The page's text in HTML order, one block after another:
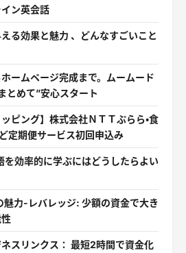
ン英会話
る効果と魅力 、どんなすごいこと
ームページ完成まで。ムームード
とめて”安心スタート
ピング】株式会社ＮＴＴぷらら・食
ど定期便サービス初回申込み
を効率的に学ぶにはどうしたらよい
魅力-レバレッジ: 少額の資金で大き
スリンクス： 最短2時間で資金化